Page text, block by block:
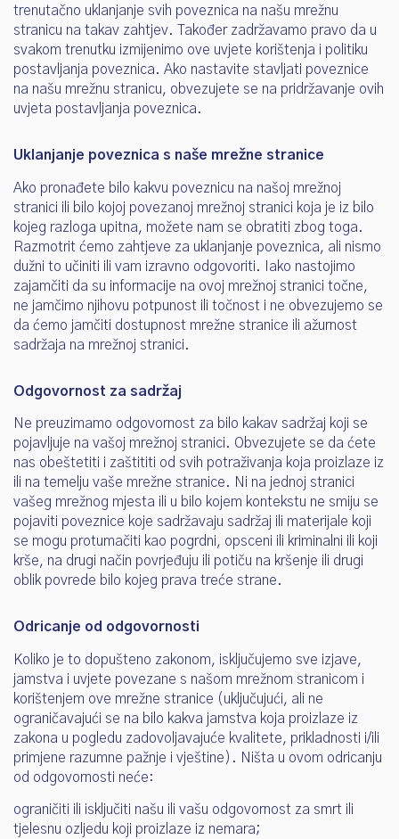
trenutačno uklanjanje svih poveznica na našu mrežnu
stranicu na takav zahtjev. Također zadržavamo pravo da u
svakom trenutku izmijenimo ove uvjete korištenja i politiku
postavljanja poveznica. Ako nastavite stavljati poveznice
na našu mrežnu stranicu, obvezujete se na pridržavanje ovih
uvjeta postavljanja poveznica.
Uklanjanje poveznica s naše mrežne stranice
Ako pronađete bilo kakvu poveznicu na našoj mrežnoj
stranici ili bilo kojoj povezanoj mrežnoj stranici koja je iz bilo
kojeg razloga upitna, možete nam se obratiti zbog toga.
Razmotrit ćemo zahtjeve za uklanjanje poveznica, ali nismo
dužni to učiniti ili vam izravno odgovoriti. Iako nastojimo
zajamčiti da su informacije na ovoj mrežnoj stranici točne,
ne jamčimo njihovu potpunost ili točnost i ne obvezujemo se
da ćemo jamčiti dostupnost mrežne stranice ili ažurnost
sadržaja na mrežnoj stranici.
Odgovornost za sadržaj
Ne preuzimamo odgovornost za bilo kakav sadržaj koji se
pojavljuje na vašoj mrežnoj stranici. Obvezujete se da ćete
nas obeštetiti i zaštititi od svih potraživanja koja proizlaze iz
ili na temelju vaše mrežne stranice. Ni na jednoj stranici
vašeg mrežnog mjesta ili u bilo kojem kontekstu ne smiju se
pojaviti poveznice koje sadržavaju sadržaj ili materijale koji
se mogu protumačiti kao pogrdni, opsceni ili kriminalni ili koji
krše, na drugi način povrjeđuju ili potiču na kršenje ili drugi
oblik povrede bilo kojeg prava treće strane.
Odricanje od odgovornosti
Koliko je to dopušteno zakonom, isključujemo sve izjave,
jamstva i uvjete povezane s našom mrežnom stranicom i
korištenjem ove mrežne stranice (uključujući, ali ne
ograničavajući se na bilo kakva jamstva koja proizlaze iz
zakona u pogledu zadovoljavajuće kvalitete, prikladnosti i/ili
primjene razumne pažnje i vještine). Ništa u ovom odricanju
od odgovornosti neće:
ograničiti ili isključiti našu ili vašu odgovornost za smrt ili
tjelesnu ozljedu koji proizlaze iz nemara;